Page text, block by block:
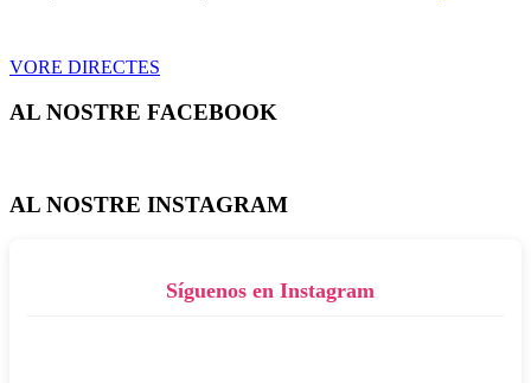
VORE DIRECTES
AL NOSTRE FACEBOOK
AL NOSTRE INSTAGRAM
Síguenos en Instagram